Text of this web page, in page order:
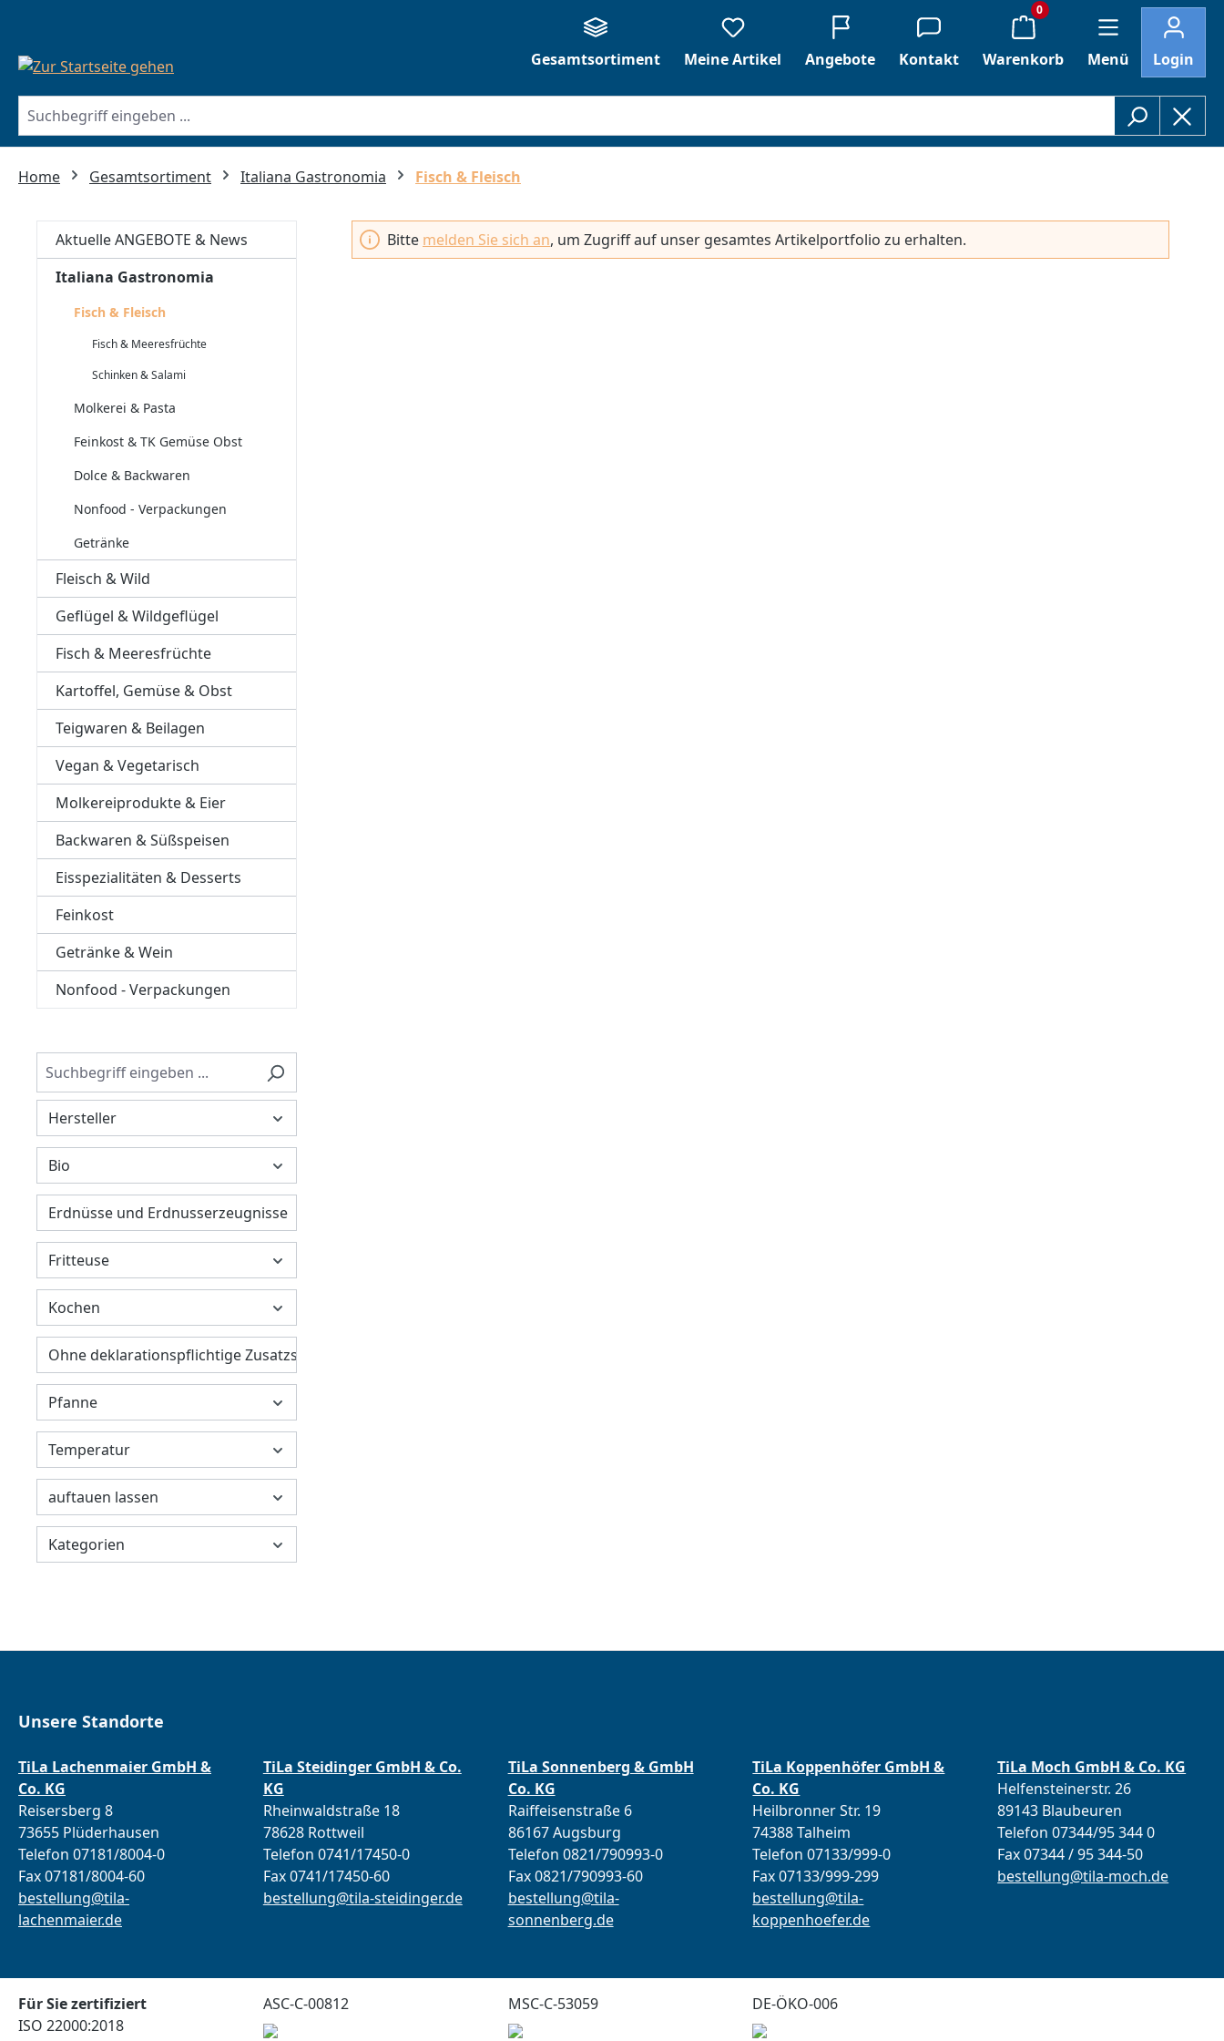
Gesamtsortiment
Meine Artikel Angebote Kontakt
0
Warenkorb Menü Login
Home Gesamtsortiment Italiana Gastronomia Fisch & Fleisch
Aktuelle ANGEBOTE & News
Italiana Gastronomia
Fisch & Fleisch
Fisch & Meeresfrüchte
Schinken & Salami
Molkerei & Pasta
Feinkost & TK Gemüse Obst
Dolce & Backwaren
Nonfood - Verpackungen
Getränke
Fleisch & Wild
Geflügel & Wildgeflügel
Fisch & Meeresfrüchte
Kartoffel, Gemüse & Obst
Teigwaren & Beilagen
Vegan & Vegetarisch
Molkereiprodukte & Eier
Backwaren & Süßspeisen
Eisspezialitäten & Desserts
Feinkost
Getränke & Wein
Nonfood - Verpackungen
Hersteller
Bio
Erdnüsse und Erdnusserzeugnisse
Fritteuse
Kochen
Ohne deklarationspflichtige Zusatzstoffe
Pfanne
Temperatur
auftauen lassen
Kategorien
Bitte melden Sie sich an, um Zugriff auf unser gesamtes Artikelportfolio zu erhalten.
Unsere Standorte
TiLa Lachenmaier GmbH &
Co. KG
Reisersberg 8
73655 Plüderhausen
Telefon 07181/8004-0
Fax 07181/8004-60
bestellung@tila-
lachenmaier.de
TiLa Steidinger GmbH & Co.
KG
Rheinwaldstraße 18
78628 Rottweil
Telefon 0741/17450-0
Fax 0741/17450-60
bestellung@tila-steidinger.de
TiLa Sonnenberg & GmbH
Co. KG
Raiffeisenstraße 6
86167 Augsburg
Telefon 0821/790993-0
Fax 0821/790993-60
bestellung@tila-
sonnenberg.de
TiLa Koppenhöfer GmbH &
Co. KG
Heilbronner Str. 19
74388 Talheim
Telefon 07133/999-0
Fax 07133/999-299
bestellung@tila-
koppenhoefer.de
TiLa Moch GmbH & Co. KG
Helfensteinerstr. 26
89143 Blaubeuren
Telefon 07344/95 344 0
Fax 07344 / 95 344-50
bestellung@tila-moch.de
Für Sie zertifiziert
ISO 22000:2018
ASC-C-00812 MSC-C-53059 DE-ÖKO-006